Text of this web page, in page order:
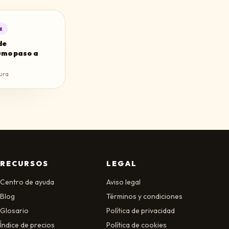
paso a
RECURSOS
Centro de ayuda
Blog
Glosario
Índice de precios
LEGAL
Aviso legal
Términos y condiciones
Política de privacidad
Política de cookies